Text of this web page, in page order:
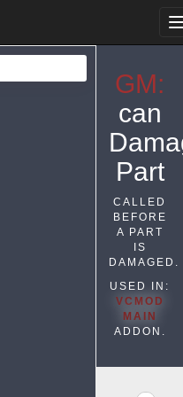
GM:
can
Part
CALLED
BEFORE
A PART
IS
DAMAGED.
USED IN:
VCMOD
MAIN
ADDON.